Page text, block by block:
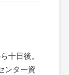
十日後。
ンター資